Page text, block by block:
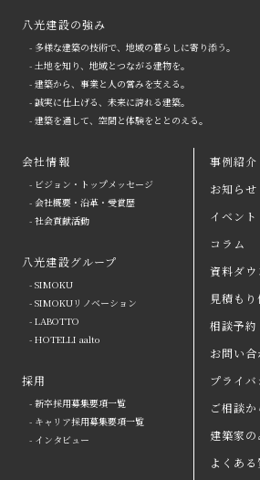
八光建設の強み
arrow
会社情報
八光建設グループ
arrow
採用
arrow
イベント
事例紹介
よ
お
資料
取
プ
コラ
見積
八光建設の強み
- 多様な建築の技術で、地域の暮らしに寄り添う。
- 土地を知り、地域とつながる建物を。
- 建築から、事業と人の営みを支える。
- 誠実に仕上げる、未来に誇れる建築。
- 建築を通して、空間と体験をととのえる。
会社情報
- ビジョン・トップメッセージ
- 会社概要・沿革・受賞歴
- 社会貢献活動
八光建設グループ
- SIMOKU
- SIMOKUリノベーション
- LABOTTO
- HOTELLI aalto
採用
- 新卒採用募集要項一覧
- キャリア採用募集要項一覧
- インタビュー
ご相談
建築家
よくあ
事例紹介
お知らせ
イベント
コラム
資料ダ
見積も
相談予約
お問い
プライ